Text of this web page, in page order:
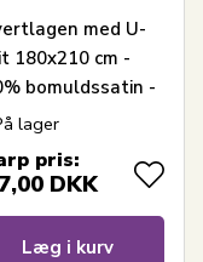
med U-
180x210 cm -
bomuldssatin -
90 cm -
- Borås
lager
pris:
DKK
Læg i kurv